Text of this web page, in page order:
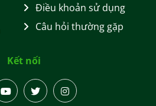
Điều khoản sử dụng
Câu hỏi thường gặp
Kết nối